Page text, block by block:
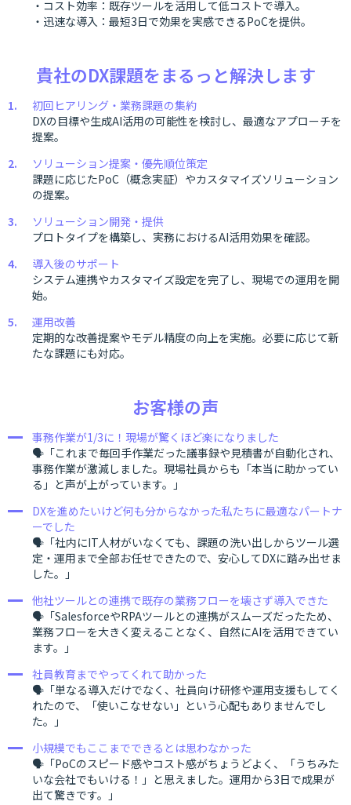
・コスト効率：既存ツールを活用して低コストで導入。
・迅速な導入：最短3日で効果を実感できるPoCを提供。
貴社のDX課題をまるっと解決します
初回ヒアリング・業務課題の集約
DXの目標や生成AI活用の可能性を検討し、最適なアプローチを
提案。
ソリューション提案・優先順位策定
課題に応じたPoC（概念実証）やカスタマイズソリューション
の提案。
ソリューション開発・提供
プロトタイプを構築し、実務におけるAI活用効果を確認。
導入後のサポート
システム連携やカスタマイズ設定を完了し、現場での運用を開
始。
運用改善
定期的な改善提案やモデル精度の向上を実施。必要に応じて新
たな課題にも対応。
お客様の声
事務作業が1/3に！現場が驚くほど楽になりました
🗣「これまで毎回手作業だった議事録や見積書が自動化され、
事務作業が激減しました。現場社員からも「本当に助かってい
る」と声が上がっています。」
DXを進めたいけど何も分からなかった私たちに最適なパートナ
ーでした
🗣「社内にIT人材がいなくても、課題の洗い出しからツール選
定・運用まで全部お任せできたので、安心してDXに踏み出せま
した。」
他社ツールとの連携で既存の業務フローを壊さず導入できた
🗣「SalesforceやRPAツールとの連携がスムーズだったため、
業務フローを大きく変えることなく、自然にAIを活用できてい
ます。」
社員教育までやってくれて助かった
🗣「単なる導入だけでなく、社員向け研修や運用支援もしてく
れたので、「使いこなせない」という心配もありませんでし
た。」
小規模でもここまでできるとは思わなかった
🗣「PoCのスピード感やコスト感がちょうどよく、「うちみた
いな会社でもいける！」と思えました。運用から3日で成果が
出て驚きです。」